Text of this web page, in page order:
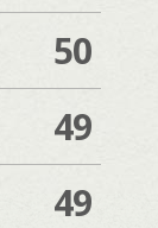
50
49
49